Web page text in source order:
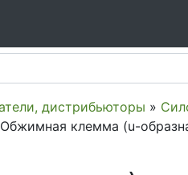
дистрибьюторы »
клемма (u-